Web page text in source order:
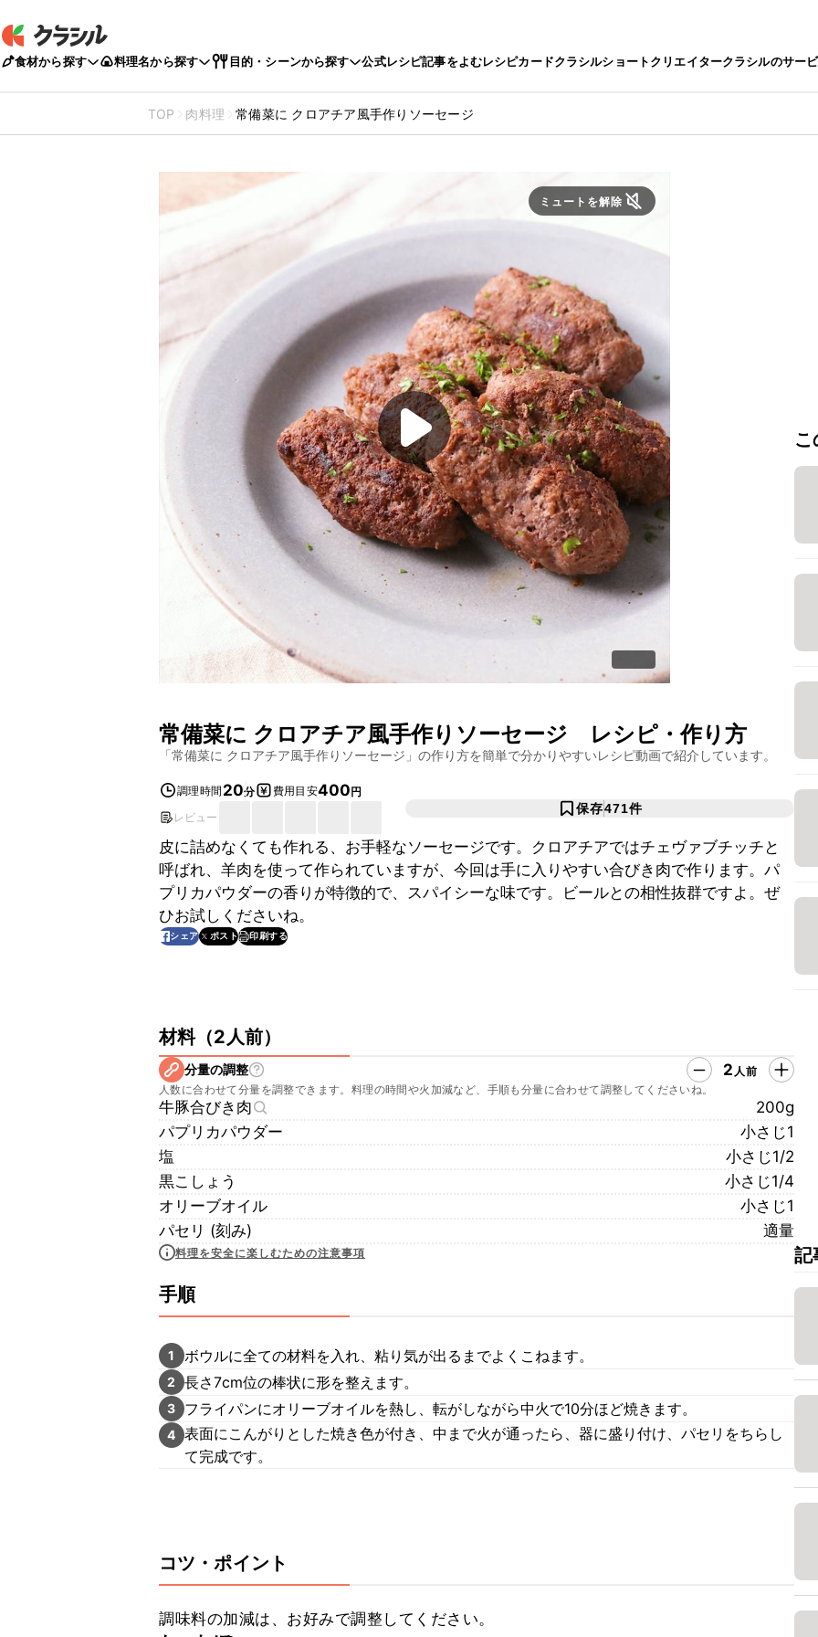
食材から探す 料理名から探す 目的・シーンから探す 公式レシピ記事をよむレシピカードクラシルショートクリエイタークラシルのサー
TOP 肉料理 常備菜に クロアチア風手作りソーセージ
ミュートを解除
常備菜に クロアチア風手作りソーセージ レシピ・作り方
「常備菜に クロアチア風手作りソーセージ 」の作り方を簡単で分かりやすいレシピ動画で紹介しています。
調理時間 20分 費用目安400円
レビュー
保存471件
皮に詰めなくても作れる、お手軽なソーセージです。クロアチアではチェヴァブチッチと
呼ばれ、羊肉を使って作られていますが、今回は手に入りやすい合びき肉で作ります。パ
プリカパウダーの香りが特徴的で、スパイシーな味です。ビールとの相性抜群ですよ。ぜ
ひお試しくださいね。
シェア ポスト 印刷する
材料（2人前）
分量の調整 2 人前
人数に合わせて分量を調整できます。料理の時間や火加減など、手順も分量に合わせて調整してくださいね。
牛豚合びき肉
200g
パプリカパウダー
小さじ1
塩
小さじ1/2
黒こしょう
小さじ1/4
オリーブオイル
小さじ1
パセリ (刻み)
適量
料理を安全に楽しむための注意事項
手順
1 ボウルに全ての材料を入れ、粘り気が出るまでよくこねます。
2 長さ7cm位の棒状に形を整えます。
3 フライパンにオリーブオイルを熱し、転がしながら中火で10分ほど焼きます。
4 表面にこんがりとした焼き色が付き、中まで火が通ったら、器に盛り付け、パセリをちらし
て完成です。
コツ・ポイント
調味料の加減は、お好みで調整してください。
記